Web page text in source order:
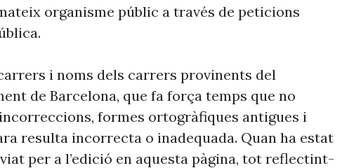
organisme públic a través de peticions
i noms dels carrers provinents del
de Barcelona, que fa força temps que no
incorreccions, formes ortogràfiques antigues i
resulta incorrecta o inadequada. Quan ha estat
per a l’edició en aquesta pàgina, tot reflectint-